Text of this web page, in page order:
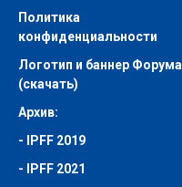
Политика
конфиденциальности
Логотип и баннер Форума
(скачать)
Архив:
-
IPFF 2019
-
IPFF 2021